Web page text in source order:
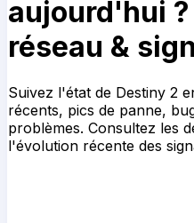
aujourd'hui ?
réseau &
Suivez l'état de Destiny 2
récents, pics de panne,
problèmes. Consultez les
l'évolution récente des